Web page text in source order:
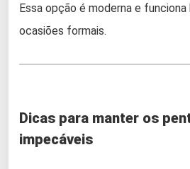
Essa opção é moderna e
ocasiões formais.
Dicas para manter os
impecáveis